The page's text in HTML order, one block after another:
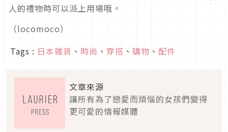
人的禮物時可以派上用場哦。
（locomoco）
Tags : 日本雜貨 、 時尚 、 穿搭 、 購物 、 配件
文章來源
讓所有為了戀愛而煩惱的女孩們變得
更可愛的情報媒體